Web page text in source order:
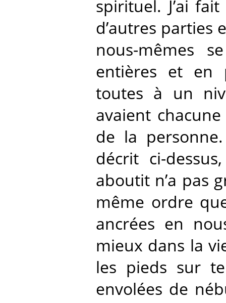
spirituel. J’ai
d’autres parties
nous-mêmes
entières et en
toutes à un
avaient
de la
décrit ci-
aboutit n’a pas
même ordre
ancrées en
mieux dans la
les pieds sur
envolées de